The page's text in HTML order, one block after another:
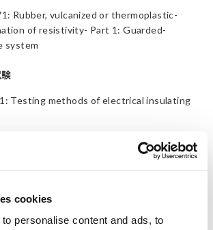
cookies
personalise content and ads, to
Rubber, vulcanized or thermoplastic-
of resistivity- Part 1: Guarded-
system
Testing methods of electrical insulating
Standard Test Methods for DC